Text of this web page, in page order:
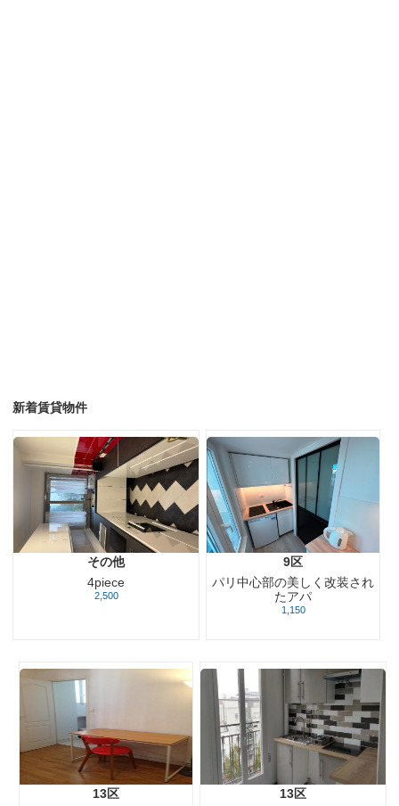
新着賃貸物件
その他
4piece
2,500
9区
パリ中心部の美しく改装され
たアパ
1,150
13区
13区